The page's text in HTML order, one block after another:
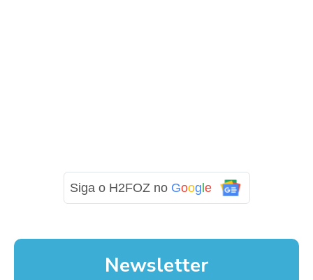
Siga o H2FOZ no Goog e
Newsletter